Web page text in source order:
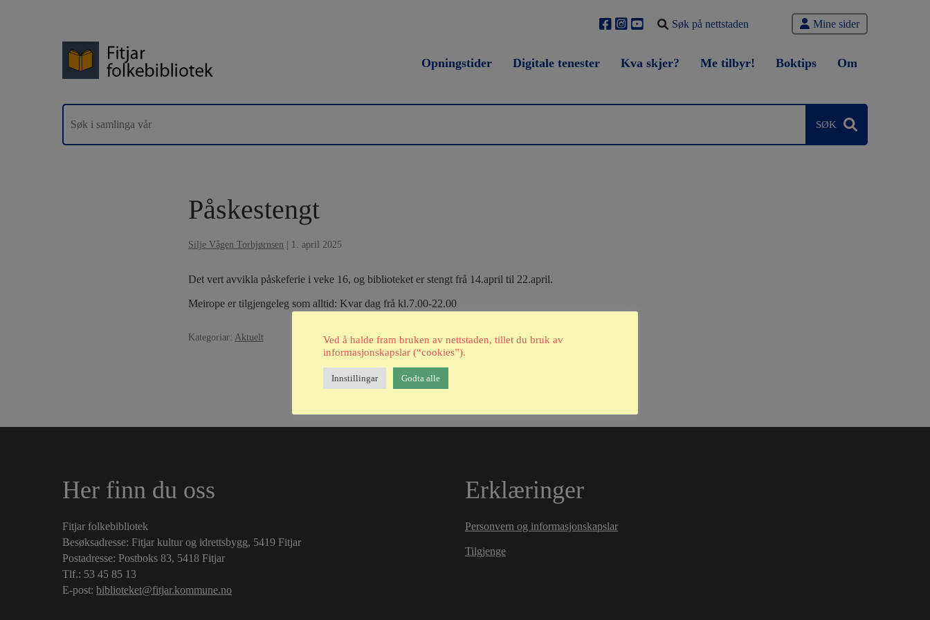
Søk
etter
Mine sider
Opningstider Digitale tenester Kva skjer? Me tilbyr! Boktips Om
Påskestengt
Silje Vågen Torbjørnsen | 1. april 2025
Det vert avvikla påskeferie i veke 16, og biblioteket er stengt frå 14.april til 22.april.
Meirope er tilgjengeleg som alltid: Kvar dag frå kl.7.00-22.00
Kategoriar: Aktuelt
Her finn du oss
Fitjar folkebibliotek
Besøksadresse: Fitjar kultur og idrettsbygg, 5419 Fitjar
Postadresse: Postboks 83, 5418 Fitjar
Tlf.: 53 45 85 13
E-post: biblioteket@fitjar.kommune.no
Erklæringer
Personvern og informasjonskapslar
Tilgjenge
Ved å halde fram bruken av nettstaden, tillet du bruk av
informasjonskapslar (“cookies”).
Innstillingar Godta alle